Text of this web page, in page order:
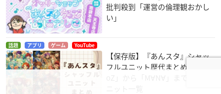
批判殺到「運営の倫理観おかし
い」
話題 アプリ ゲーム YouTube
【保存版】『あんスタ』シャッ
フルユニット歴代まとめ！「√At